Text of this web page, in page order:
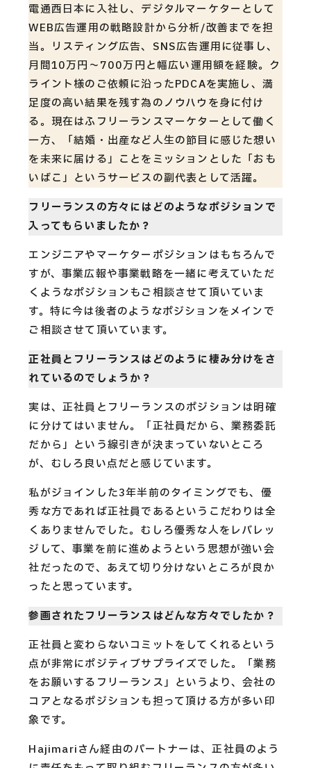
電通西日本に入社し、デジタルマーケターとして
WEB広告運用の戦略設計から分析/改善までを担
当。リスティング広告、SNS広告運用に従事し、
月間10万円〜700万円と幅広い運用額を経験。ク
ライント様のご依頼に沿ったPDCAを実施し、満
足度の高い結果を残す為のノウハウを身に付け
る。現在はふフリーランスマーケターとして働く
一方、「結婚・出産など人生の節目に感じた想い
を未来に届ける」ことをミッションとした「おも
いばこ」というサービスの副代表として活躍。
フリーランスの方々にはどのようなポジションで
入ってもらいましたか？
エンジニアやマーケターポジションはもちろんで
すが、事業広報や事業戦略を一緒に考えていただ
くようなポジションもご相談させて頂いていま
す。特に今は後者のようなポジションをメインで
ご相談させて頂いています。
正社員とフリーランスはどのように棲み分けをさ
れているのでしょうか？
実は、正社員とフリーランスのポジションは明確
に分けてはいません。「正社員だから、業務委託
だから」という線引きが決まっていないところ
が、むしろ良い点だと感じています。
私がジョインした3年半前のタイミングでも、優
秀な方であれば正社員であるというこだわりは全
くありませんでした。むしろ優秀な人をレバレッ
ジして、事業を前に進めようという思想が強い会
社だったので、あえて切り分けないところが良か
ったと思っています。
参画されたフリーランスはどんな方々でしたか？
正社員と変わらないコミットをしてくれるという
点が非常にポジティブサプライズでした。「業務
をお願いするフリーランス」というより、会社の
コアとなるポジションも担って頂ける方が多い印
象です。
Hajimariさん経由のパートナーは、正社員のよう